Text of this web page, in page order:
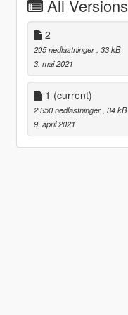
All Versions
2
205 nedlastninger , 33 kB
3. mai 2021
1 (current)
2 350 nedlastninger , 34 kB
9. april 2021